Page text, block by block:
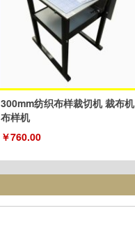
300mm纺织布样裁切机 裁布机
布样机
￥760.00